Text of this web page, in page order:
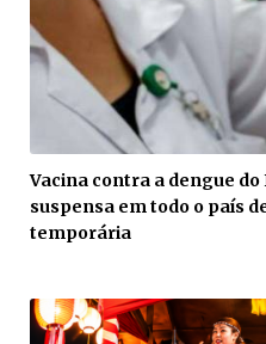
Vacina contra a dengue
suspensa em todo o país
temporária